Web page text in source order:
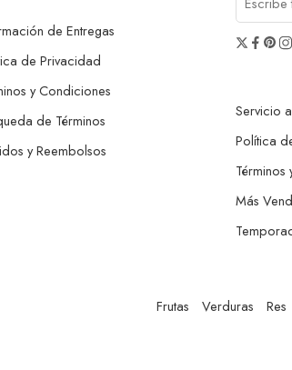
de Entregas
de Privacidad
y Condiciones
de Términos
y Reembolsos
Servicio
Política
Más
Frutas Verduras Res